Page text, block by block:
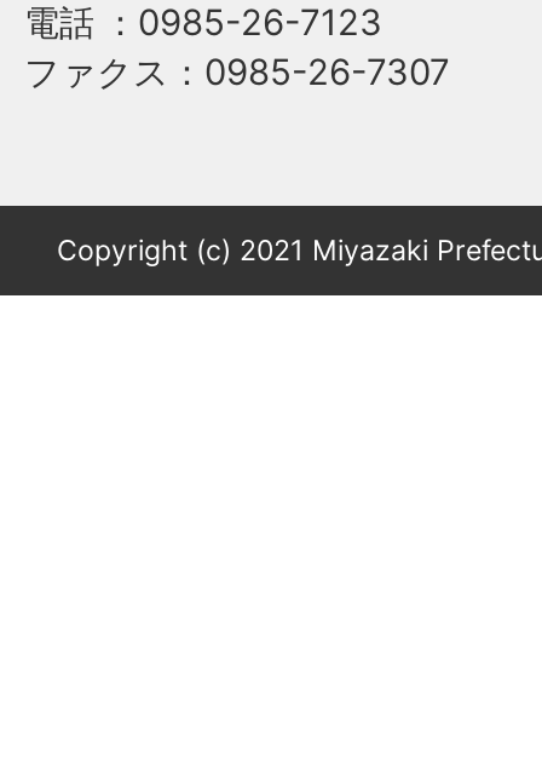
電話 ：0985-26-7123
ファクス ：0985-26-7307
Copyright (c) 2021 Miyazaki